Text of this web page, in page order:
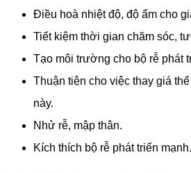
Điều hoà nhiệt độ, độ ẩm cho
Tiết kiệm thời gian chăm sóc,
Tạo môi trường cho bộ rễ phát
Thuận tiện cho việc thay giá
này.
Nhử rễ, mập thân.
Kích thích bộ rễ phát triển mạnh.